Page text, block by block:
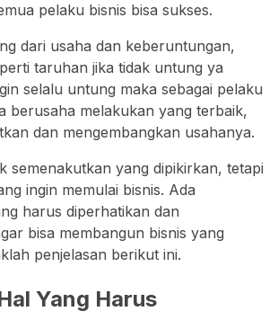
pelaku bisnis bisa sukses.
dari usaha dan keberuntungan,
taruhan jika tidak untung ya
selalu untung maka sebagai pelaku
berusaha melakukan yang terbaik,
dan mengembangkan usahanya.
semenakutkan yang dipikirkan, tetapi
ingin memulai bisnis. Ada
harus diperhatikan dan
bisa membangun bisnis yang
penjelasan berikut ini.
Yang Harus